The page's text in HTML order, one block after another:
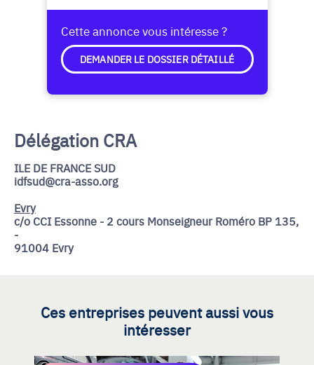
Cette annonce vous intéresse ?
DEMANDER LE DOSSIER DÉTAILLÉ
Délégation CRA
ILE DE FRANCE SUD
idfsud@cra-asso.org
Evry
c/o CCI Essonne - 2 cours Monseigneur Roméro BP 135,
-
91004 Evry
Ces entreprises peuvent aussi vous
intéresser